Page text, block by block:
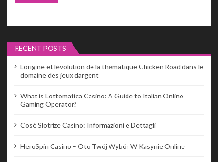
RECENT POSTS
Lorigine et lévolution de la thématique Chicken Road dans le
domaine des jeux dargent
What is Lottomatica Casino: A Guide to Italian Online
Gaming Operator?
Cosè Slotrize Casino: Informazioni e Dettagli
HeroSpin Casino – Oto Twój Wybór W Kasynie Online